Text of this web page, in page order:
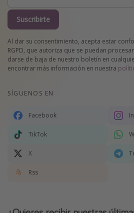
Suscribirte
Al dar su consentimiento, acepta estar
RGPD, que autoriza que se puedan
darse de baja de nuestro boletín en
encontrar más información en nuestra
SÍGUENOS EN
Facebook
TikTok
X
Rss